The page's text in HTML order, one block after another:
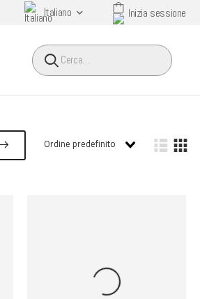
Italiano Inizia sessione
HEADER SEARCH
Ordine predefinito